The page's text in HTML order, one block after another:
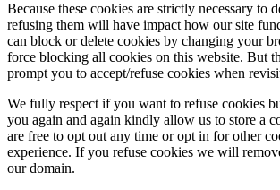
Because these cookies are strictly necessary to
refusing them will have impact how our site
can block or delete cookies by changing your
force blocking all cookies on this website. But
prompt you to accept/refuse cookies when
We fully respect if you want to refuse cookies
you again and again kindly allow us to store a
are free to opt out any time or opt in for other
experience. If you refuse cookies we will
our domain.